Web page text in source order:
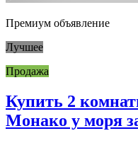
Премиум объявление
Лучшее
Продажа
Купить 2
Монако у моря